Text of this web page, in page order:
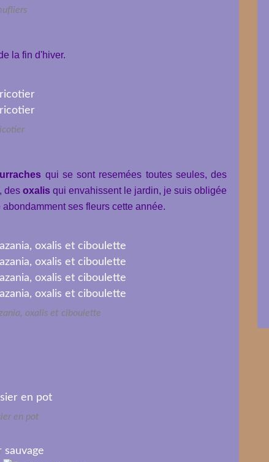
la fin d'hiver.
qui se sont resemées toutes seules, des
des oxalis qui envahissent le jardin, je suis obligée
abondamment ses fleurs cette année.
oxalis et ciboulette
en pot